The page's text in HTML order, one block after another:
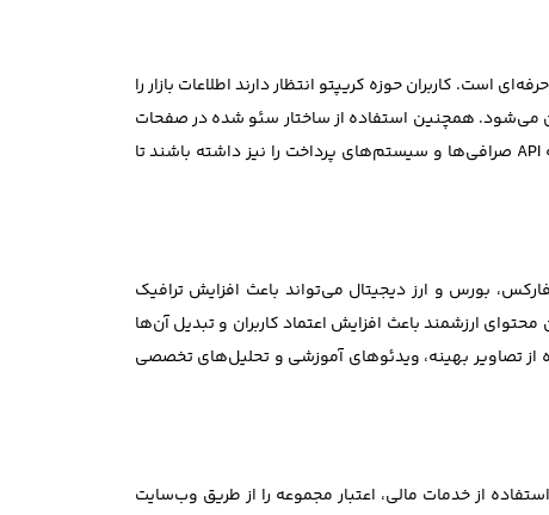
است. کاربران حوزه کریپتو انتظار دارند اطلاعات بازار را
می‌شود. همچنین استفاده از ساختار سئو شده در صفحات
خدمات، مقالات و اخبار ارز دیجیتال می‌تواند بازدید ارگانیک سایت را افزایش دهد. سایت‌های حرفه‌ای ارز دیجیتال باید قابلیت اتصال به API صرافی‌ها و سیستم‌های پرداخت را نیز داشته باشند تا
بورس و ارز دیجیتال می‌تواند باعث افزایش ترافیک
ارزشمند باعث افزایش اعتماد کاربران و تبدیل آن‌ها
از تصاویر بهینه، ویدئوهای آموزشی و تحلیل‌های تخصصی
از خدمات مالی، اعتبار مجموعه را از طریق وب‌سایت